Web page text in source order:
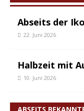
Abseits der
22. Juni 2026
Halbzeit mit
10. Juni 2026